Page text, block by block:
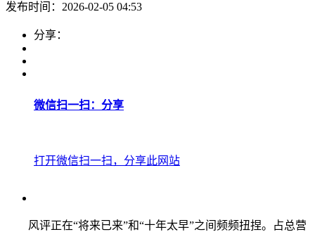
发布时间：2026-02-05 04:53
分享：
微信扫一扫：分享
打开微信扫一扫，分享此网站
风评正在“将来已来”和“十年太早”之间频频扭捏。占总营